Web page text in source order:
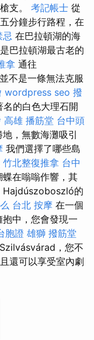
支。 考記帳士 從
分鐘步行路程，在
忌 在巴拉頓湖的海
巴拉頓湖最古老的
拿 通往
不是一條無法克服
wordpress seo 撥
的白色大理石開
高雄 播筋堂 台中頭
，無數海灘吸引
我們選擇了哪些島
竹北整復推拿 台中
在嗡嗡作響，其
Hajdúszoboszló的
台北 按摩 在一個
中，您會發現一
胞證 雄獅 撥筋堂
，您不
還可以享受室內劇